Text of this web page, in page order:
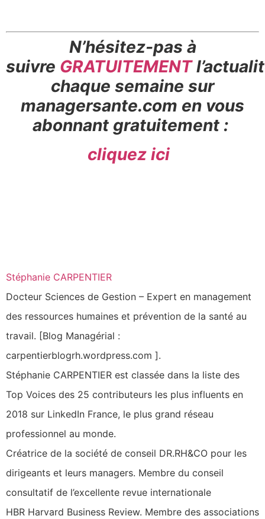
N’hésitez-pas à
suivre GRATUITEMENT
chaque semaine sur
managersante.com en vous
abonnant gratuitement :
cliquez ici
Stéphanie CARPENTIER
Docteur Sciences de Gestion – Expert en management
des ressources humaines et prévention de la santé au
travail. [Blog Managérial :
carpentierblogrh.wordpress.com ].
Stéphanie CARPENTIER est classée dans la liste des
Top Voices des 25 contributeurs les plus influents en
2018 sur LinkedIn France, le plus grand réseau
professionnel au monde.
Créatrice de la société de conseil DR.RH&CO pour les
dirigeants et leurs managers. Membre du conseil
consultatif de l’excellente revue internationale
HBR Harvard Business Review. Membre des associations